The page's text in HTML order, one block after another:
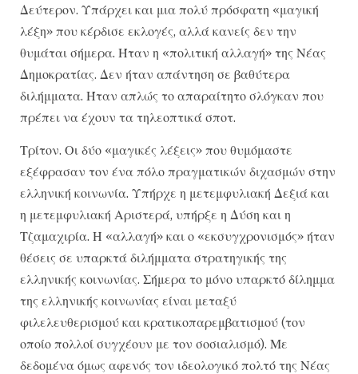
Δεύτερον. Υπάρχει και μια πολύ πρόσφατη «μαγική
λέξη» που κέρδισε εκλογές, αλλά κανείς δεν την
θυμάται σήμερα. Ήταν η «πολιτική αλλαγή» της Νέας
Δημοκρατίας. Δεν ήταν απάντηση σε βαθύτερα
διλήμματα. Ήταν απλώς το απαραίτητο σλόγκαν που
πρέπει να έχουν τα τηλεοπτικά σποτ.
Τρίτον. Οι δύο «μαγικές λέξεις» που θυμόμαστε
εξέφρασαν τον ένα πόλο πραγματικών διχασμών στην
ελληνική κοινωνία. Υπήρχε η μετεμφυλιακή Δεξιά και
η μετεμφυλιακή Αριστερά, υπήρξε η Δύση και η
Τζαμαχιρία. Η «αλλαγή» και ο «εκσυγχρονισμός» ήταν
θέσεις σε υπαρκτά διλήμματα στρατηγικής της
ελληνικής κοινωνίας. Σήμερα το μόνο υπαρκτό δίλημμα
της ελληνικής κοινωνίας είναι μεταξύ
φιλελευθερισμού και κρατικοπαρεμβατισμού (τον
οποίο πολλοί συγχέουν με τον σοσιαλισμό). Με
δεδομένα όμως αφενός τον ιδεολογικό πολτό της Νέας